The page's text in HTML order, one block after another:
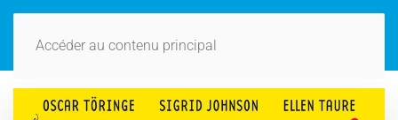
Accéder au contenu principal